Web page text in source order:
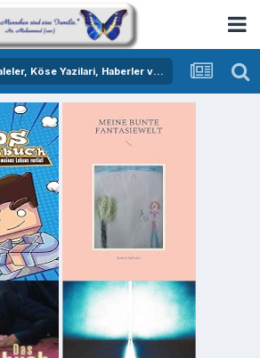
News auf türkisch (Makaleler, Köse Yazilari, Haberler vs.)